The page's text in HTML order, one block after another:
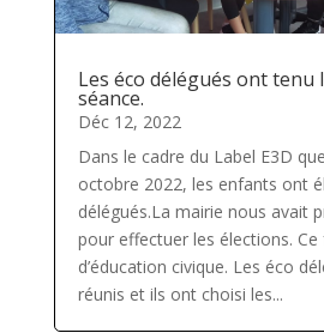
Les éco délégués ont tenu
séance.
Déc 12, 2022
Dans le cadre du Label E3D
octobre 2022, les enfants ont
délégués.La mairie nous avait
pour effectuer les élections.
d’éducation civique. Les éco
réunis et ils ont choisi les...